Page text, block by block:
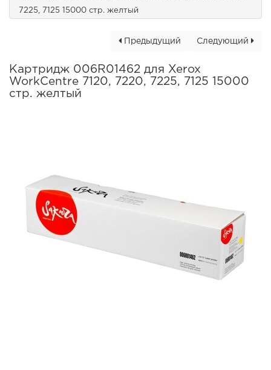
7225, 7125 15000 стр. желтый
Следующий
Предыдущий
Картридж 006R01462 для Xerox
WorkCentre 7120, 7220, 7225, 7125 15000
стр. желтый